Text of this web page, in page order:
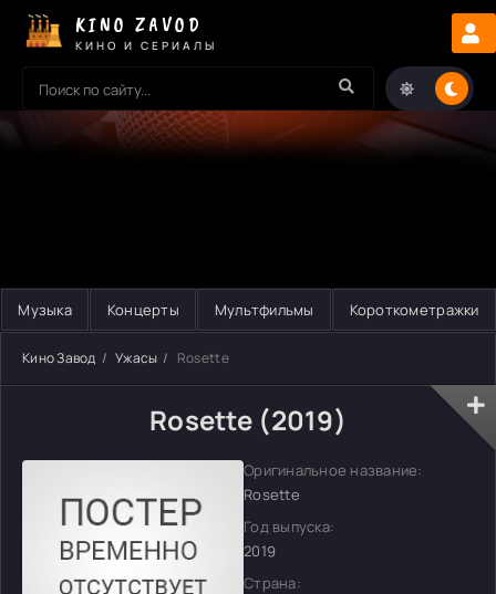
KINO ZAVOD
КИНО И СЕРИАЛЫ
Музыка Концерты Мультфильмы Короткометражки
Кино Завод Ужасы Rosette
Rosette (2019)
Оригинальное название:
Rosette
Год выпуска:
2019
Страна: